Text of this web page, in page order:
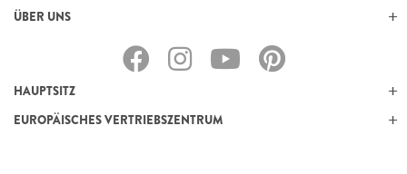
ÜBER UNS
HAUPTSITZ
EUROPÄISCHES VERTRIEBSZENTRUM